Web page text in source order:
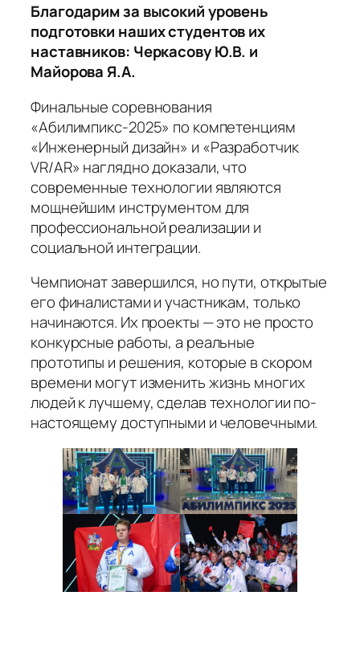
Благодарим за высокий уровень
подготовки наших студентов их
наставников: Черкасову Ю.В. и
Майорова Я.А.
Финальные соревнования
«Абилимпикс-2025» по компетенциям
«Инженерный дизайн» и «Разработчик
VR/AR» наглядно доказали, что
современные технологии являются
мощнейшим инструментом для
профессиональной реализации и
социальной интеграции.
Чемпионат завершился, но пути, открытые
его финалистами и участникам, только
начинаются. Их проекты — это не просто
конкурсные работы, а реальные
прототипы и решения, которые в скором
времени могут изменить жизнь многих
людей к лучшему, сделав технологии по-
настоящему доступными и человечными.